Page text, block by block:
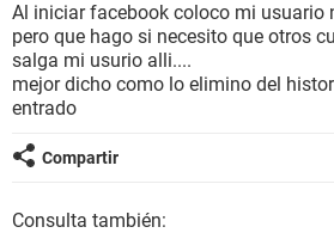
Al iniciar facebook coloco mi usuario
pero que hago si necesito que otros
salga mi usurio alli....
mejor dicho como lo elimino del
entrado
Compartir
Consulta también: